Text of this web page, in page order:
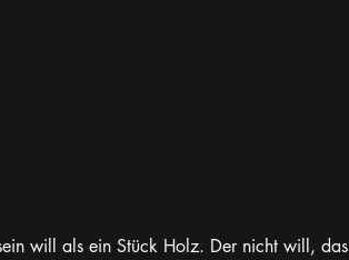
will als ein Stück Holz. Der nicht will,